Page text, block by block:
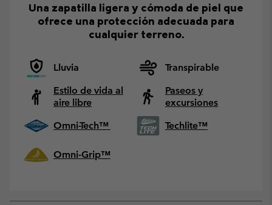
Una zapatilla ligera y cómoda de piel que
ofrece una protección adecuada para
cualquier terreno.
Lluvia
Transpirable
Estilo de vida al
aire libre
Paseos y
excursiones
Omni-Tech™
Techlite™
Omni-Grip™